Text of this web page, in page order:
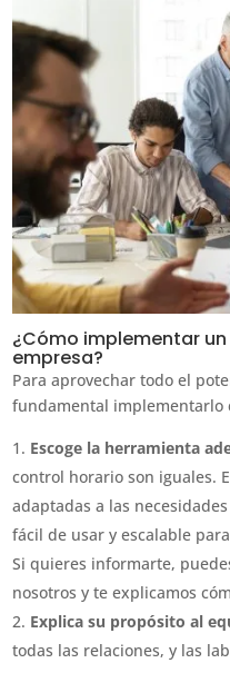
¿Cómo implementar
empresa?
Para aprovechar todo el
fundamental implementarlo
Escoge la herramienta
control horario son iguales.
adaptadas a las
fácil de usar y escalable
Si quieres informarte,
nosotros y te explicamos
Explica su propósito al
todas las relaciones, y las